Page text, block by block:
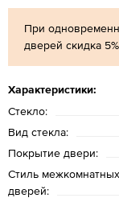
При
дверей скидка
Характеристики:
Стекло:
Вид стекла:
Покрытие двери:
Стиль межкомнатных
дверей: